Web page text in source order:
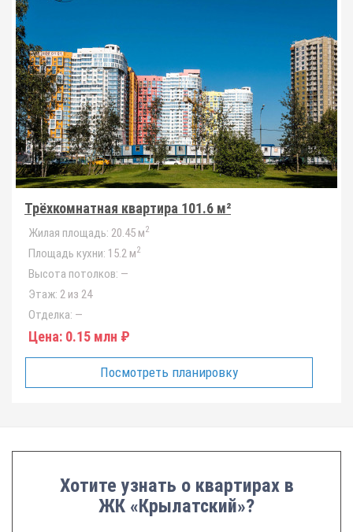
Трёхкомнатная квартира 101.6 м²
Жилая площадь: 20.45 м2
Площадь кухни: 15.2 м2
Высота потолков: —
Этаж: 2 из 24
Отделка: —
Цена: 0.15 млн ₽
Посмотреть планировку
Хотите узнать о квартирах в
ЖК «Крылатский»?